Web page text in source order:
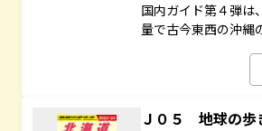
国内ガイド第４弾は
量で古今東西の沖縄
Ｊ０５ 地球の